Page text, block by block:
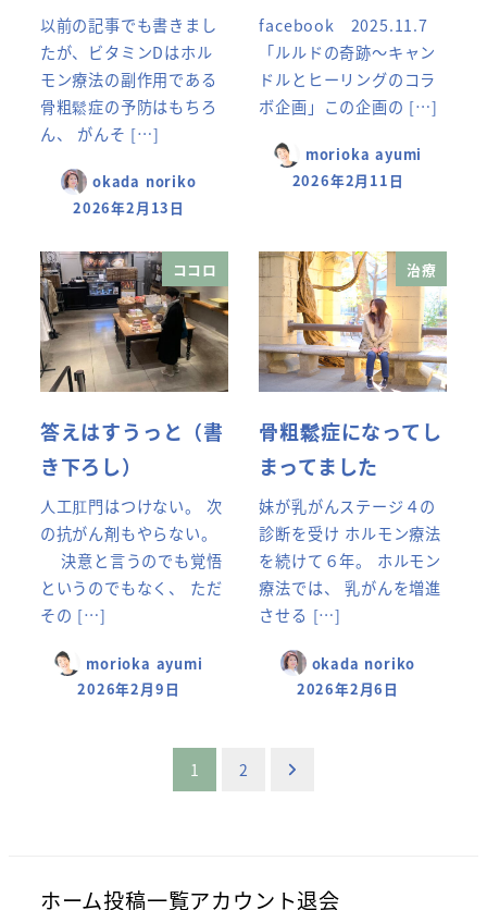
以前の記事でも書きまし
たが、ビタミンDはホル
モン療法の副作用である
骨粗鬆症の予防はもちろ
ん、 がんそ […]
okada noriko
2026年2月13日
facebook 2025.11.7
「ルルドの奇跡～キャン
ドルとヒーリングのコラ
ボ企画」この企画の […]
morioka ayumi
2026年2月11日
ココロ
答えはすうっと（書
き下ろし）
人工肛門はつけない。 次
の抗がん剤もやらない。
決意と言うのでも覚悟
というのでもなく、 ただ
その […]
morioka ayumi
2026年2月9日
治療
骨粗鬆症になってし
まってました
妹が乳がんステージ４の
診断を受け ホルモン療法
を続けて６年。 ホルモン
療法では、 乳がんを増進
させる […]
okada noriko
2026年2月6日
1 2
ホーム投稿一覧アカウント退会